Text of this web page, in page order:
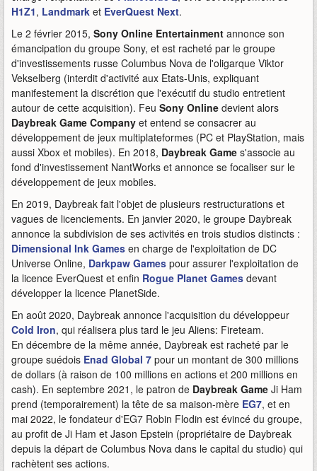
H1Z1, Landmark et EverQuest Next.
Le 2 février 2015, Sony Online Entertainment annonce son
émancipation du groupe Sony, et est racheté par le groupe
d'investissements russe Columbus Nova de l'oligarque Viktor
Vekselberg (interdit d'activité aux Etats-Unis, expliquant
manifestement la discrétion que l'exécutif du studio entretient
autour de cette acquisition). Feu Sony Online devient alors
Daybreak Game Company et entend se consacrer au
développement de jeux multiplateformes (PC et PlayStation, mais
aussi Xbox et mobiles). En 2018, Daybreak Game s'associe au
fond d'investissement NantWorks et annonce se focaliser sur le
développement de jeux mobiles.
En 2019, Daybreak fait l'objet de plusieurs restructurations et
vagues de licenciements. En janvier 2020, le groupe Daybreak
annonce la subdivision de ses activités en trois studios distincts :
Dimensional Ink Games en charge de l'exploitation de DC
Universe Online, Darkpaw Games pour assurer l'exploitation de
la licence EverQuest et enfin Rogue Planet Games devant
développer la licence PlanetSide.
En août 2020, Daybreak annonce l'acquisition du développeur
Cold Iron, qui réalisera plus tard le jeu Aliens: Fireteam.
En décembre de la même année, Daybreak est racheté par le
groupe suédois Enad Global 7 pour un montant de 300 millions
de dollars (à raison de 100 millions en actions et 200 millions en
cash). En septembre 2021, le patron de Daybreak Game Ji Ham
prend (temporairement) la tête de sa maison-mère EG7, et en
mai 2022, le fondateur d'EG7 Robin Flodin est évincé du groupe,
au profit de Ji Ham et Jason Epstein (propriétaire de Daybreak
depuis la départ de Columbus Nova dans le capital du studio) qui
rachètent ses actions.